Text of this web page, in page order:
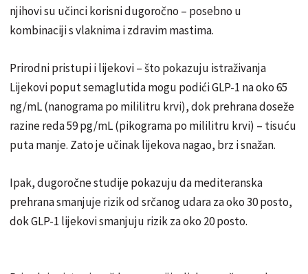
njihovi su učinci korisni dugoročno – posebno u
kombinaciji s vlaknima i zdravim mastima.
Prirodni pristupi i lijekovi – što pokazuju istraživanja
Lijekovi poput semaglutida mogu podići GLP-1 na oko 65
ng/mL (nanograma po mililitru krvi), dok prehrana doseže
razine reda 59 pg/mL (pikograma po mililitru krvi) – tisuću
puta manje. Zato je učinak lijekova nagao, brz i snažan.
Ipak, dugoročne studije pokazuju da mediteranska
prehrana smanjuje rizik od srčanog udara za oko 30 posto,
dok GLP-1 lijekovi smanjuju rizik za oko 20 posto.